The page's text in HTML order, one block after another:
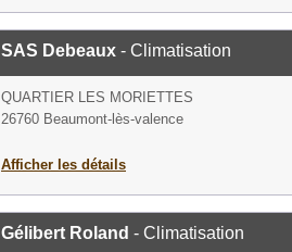
SAS Debeaux - Climatisation
QUARTIER LES MORIETTES
26760 Beaumont-lès-valence
Afficher les détails
Gélibert Roland - Climatisation